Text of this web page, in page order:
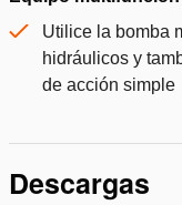
Utilice la bomba
hidráulicos y
de acción simple
Descargas